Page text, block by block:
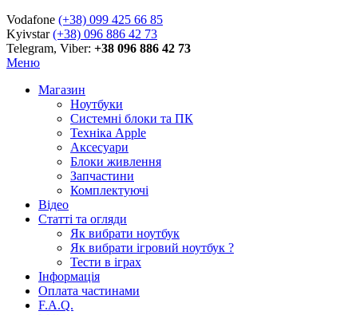
Vodafone (+38) 099 425 66 85
Kyivstar(+38) 096 886 42 73
Telegram, Viber: +38 096 886 42 73
Меню
Магазин
Ноутбуки
Системні блоки та ПК
Техніка Apple
Аксесуари
Блоки живлення
Запчастини
Комплектуючі
Відео
Статті та огляди
Як вибрати ноутбук
Як вибрати ігровий ноутбук ?
Тести в іграх
Інформація
Оплата частинами
F.A.Q.